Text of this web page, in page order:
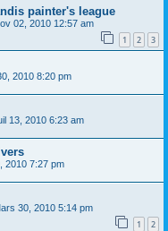
painter's league
02, 2010 12:57 am
1 2 3
2010 8:20 pm
13, 2010 6:23 am
2010 7:27 pm
30, 2010 5:14 pm
1 2